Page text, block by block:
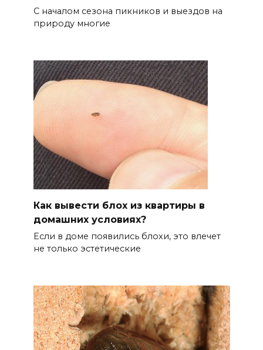
С началом сезона пикников и выездов на
природу многие
Как вывести блох из квартиры в
домашних условиях?
Если в доме появились блохи, это влечет
не только эстетические